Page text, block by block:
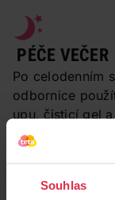
Souhlas
PÉČE VEČER
Po celodenním
odbornice
upu, čisticí gel
dokonale
kroku pak má
krém.